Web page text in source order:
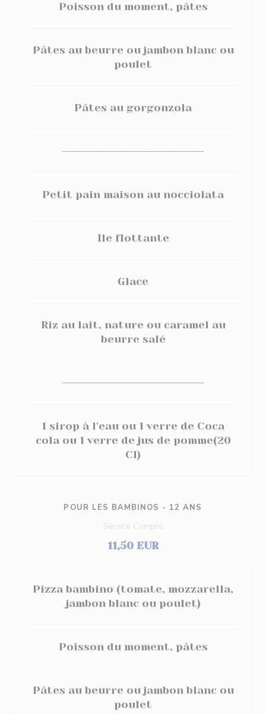
Poisson du moment, pâtes
Pâtes au beurre ou jambon blanc ou
poulet
Pâtes au gorgonzola
------------------------------
Petit pain maison au nocciolata
Ile flottante
Glace
Riz au lait, nature ou caramel au
beurre salé
------------------------------
1 sirop à l'eau ou 1 verre de Coca
cola ou 1 verre de jus de pomme(20
Cl)
POUR LES BAMBINOS - 12 ANS
Service Compris
11,50 EUR
Pizza bambino (tomate, mozzarella,
jambon blanc ou poulet)
Poisson du moment, pâtes
Pâtes au beurre ou jambon blanc ou
poulet